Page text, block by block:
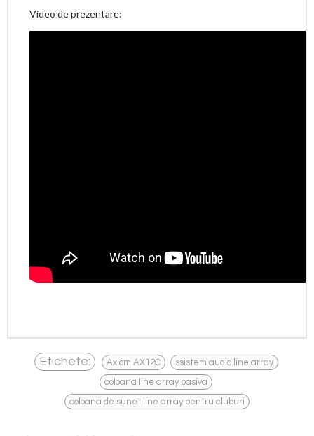
Video de prezentare:
Etichete: Axiom AX12C , ssistem audio line array ,
coloana line array pasiva
coloana de sunet line array pentru cluburi